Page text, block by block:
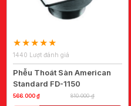
1440 Lượt đánh giá
Phễu Thoát Sàn American
Standard FD-1150
566.000 ₫ 810.000 ₫